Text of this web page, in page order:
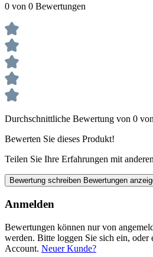
0 von 0 Bewertungen
Durchschnittliche Bewertung von 0
Bewerten Sie dieses Produkt!
Teilen Sie Ihre Erfahrungen mit
Bewertung schreiben Bewertungen
Anmelden
Bewertungen können nur von
werden. Bitte loggen Sie sich ein, oder
Account. Neuer Kunde?